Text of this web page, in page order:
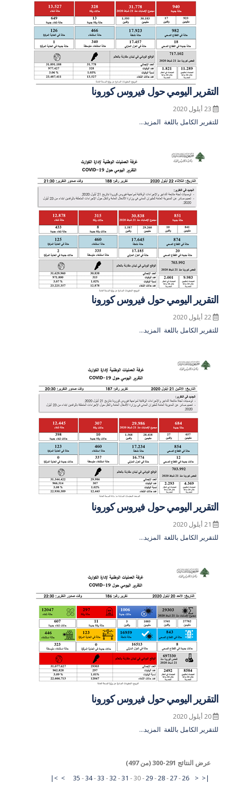
التقرير اليومي حول فيروس كورونا
للتقرير الكامل باللغة المزيد...
التقرير اليومي حول فيروس كورونا
للتقرير الكامل باللغة المزيد...
التقرير اليومي حول فيروس كورونا
للتقرير الكامل باللغة المزيد...
التقرير اليومي حول فيروس كورونا
للتقرير الكامل باللغة المزيد...
عرض النتائج 291-300 (من 497)
|<
<
26
-
27
-
28
-
29
-
30
-
31
-
32
-
33
-
34
-
35
>
>|